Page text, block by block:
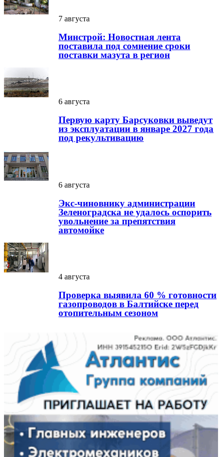
7 августа
Минстрой: Новостная лента
поставила под сомнение сроки
поставки мазута в регион
6 августа
Первую карту Барсуковки выведут
из эксплуатации в январе 2027 года
под рекультивацию
6 августа
Экс-чиновнику администрации
Зеленоградска не удалось оспорить
увольнение за препятствия
автомойке
4 августа
Проверка выявила 60 % готовности
газопроводов в Балтийске перед
отопительным сезоном